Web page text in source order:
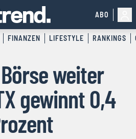
ABO
FINANZEN LIFESTYLE RANKINGS
weiter
gewinnt 0,4